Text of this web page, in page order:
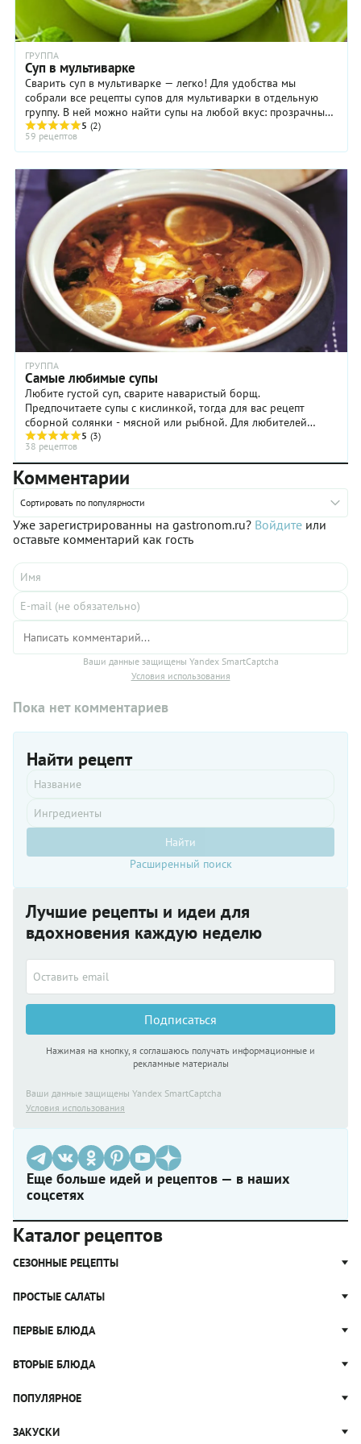
согласны
и
обязательно
сделаем
для
нашего
супчика
овощную
зажарку.
вправе
поступить
своему
усмотрению!
Проверьте
наш
рецепт
грибного
супа с
макаронами
на
практике,
и вы
поймете,
что он
очень
вкусный!
Тем
более,
что
сделать
его не
составит
особого
труда.
ГРУППА
Суп в мультиварке
Сварить суп в мультиварке — легко! Для удобства мы
собрали все рецепты супов для мультиварки в отдельную
группу. В ней можно найти супы на любой вкус: прозрачные
бульоны и полные супы – щи, борщи, ...
5 (2)
59 рецептов
ГРУППА
Самые любимые супы
Любите густой суп, сварите наваристый борщ.
Предпочитаете супы с кислинкой, тогда для вас рецепт
сборной солянки - мясной или рыбной. Для любителей
капусты предлагаем рецепт щей – обычных и царских ...
5 (3)
38 рецептов
Комментарии
Сортировать по популярности
Уже зарегистрированны на gastronom.ru? Войдите или
оставьте комментарий как гость
Ваши данные защищены Yandex SmartCaptcha
Условия использования
Пока нет комментариев
Найти рецепт
Найти
Расширенный поиск
Лучшие рецепты и идеи для
вдохновения каждую неделю
Подписаться
Нажимая на кнопку, я соглашаюсь получать информационные и
рекламные материалы
Ваши данные защищены Yandex SmartCaptcha
Условия использования
Еще больше идей и рецептов — в наших
соцсетях
Каталог рецептов
СЕЗОННЫЕ РЕЦЕПТЫ
Рецепты из капусты
Рецепты с грибами
Яблочные пироги
Блюда из тыквы
ПРОСТЫЕ САЛАТЫ
Простые салаты
Салат Цезарь
Салат Нисуаз
Крабовый салат
ПЕРВЫЕ БЛЮДА
Щи
Рассольник
Гороховый суп
ВТОРЫЕ БЛЮДА
Котлеты
Пельмени
ПОПУЛЯРНОЕ
Пицца
ЗАКУСКИ